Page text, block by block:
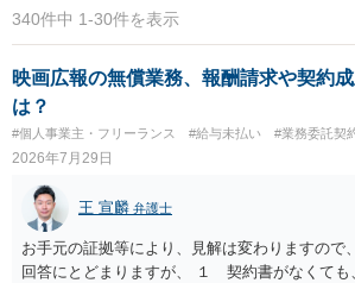
340件中 1-30件を表示
映画広報の無償業務、報酬請求や契約
は？
#個人事業主・フリーランス #給与未払い #業務委託契
2026年7月29日
王 宣麟 弁護士
お手元の証拠等により、見解は変わりますので
回答にとどまりますが、 １ 契約書がなくても